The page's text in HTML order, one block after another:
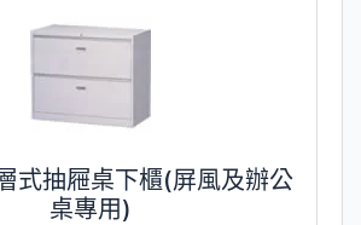
式抽屜桌下櫃(屏風及辦公
桌專用)